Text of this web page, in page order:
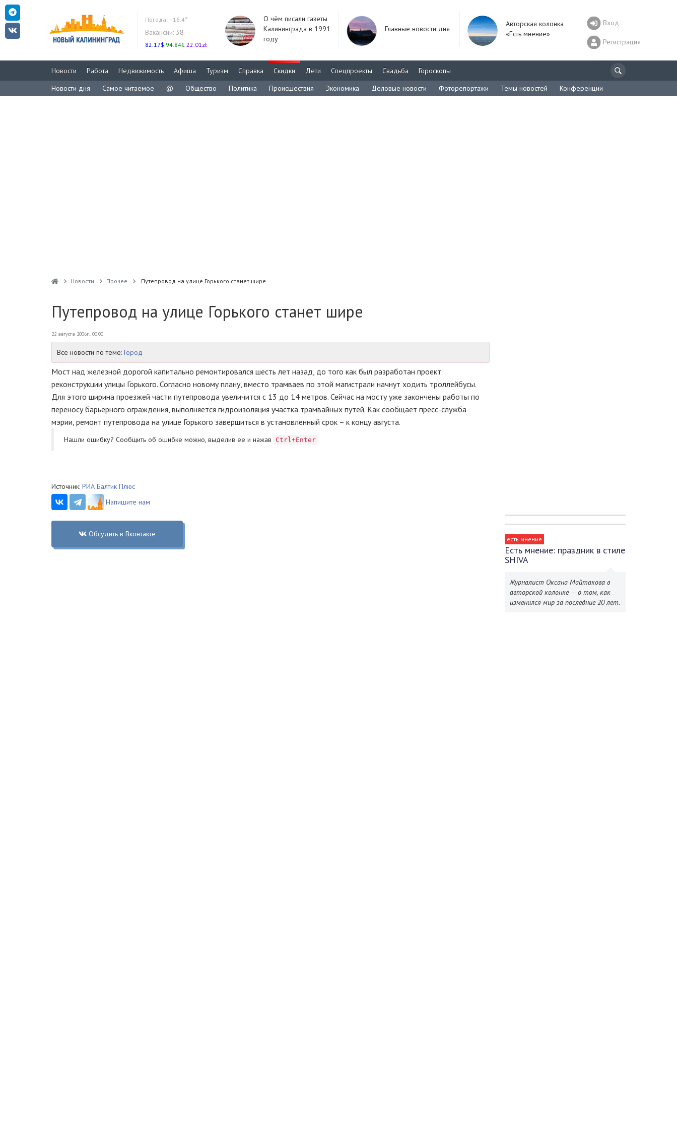
Погода: +16.4°
Вакансии: 38
82.17$ 94.84€ 22.01zł
О чём писали газеты
Калининграда в 1991
году
Главные новости дня
Авторская колонка
«Есть мнение»
Вход
Регистрация
Новости Работа Недвижимость Афиша Туризм Справка Скидки Дети Спецпроекты Свадьба
Гороскопы
Новости дня
Самое читаемое @ Общество Политика Происшествия Экономика Деловые новости Фоторепортажи Темы новостей Конференции
Новости Прочее Путепровод на улице Горького станет шире
Путепровод на улице Горького станет шире
22 августа 2006г., 00:00
Все новости по теме: Город
Мост над железной дорогой капитально ремонтировался шесть лет назад, до того как был разработан проект
реконструкции улицы Горького. Согласно новому плану, вместо трамваев по этой магистрали начнут ходить троллейбусы.
Для этого ширина проезжей части путепровода увеличится с 13 до 14 метров. Сейчас на мосту уже закончены работы по
переносу барьерного ограждения, выполняется гидроизоляция участка трамвайных путей. Как сообщает пресс-служба
мэрии, ремонт путепровода на улице Горького завершиться в установленный срок – к концу августа.
Нашли ошибку? Cообщить об ошибке можно, выделив ее и нажав Ctrl+Enter
Источник: РИА Балтик Плюс
Напишите нам
Обсудить в Вконтакте
есть мнение
Есть мнение: праздник в стиле
SHIVA
Журналист Оксана Майтакова в
авторской колонке — о том, как
изменился мир за последние 20 лет.